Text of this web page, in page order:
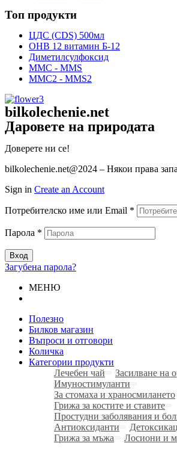
Топ продукти
ЦДС (CDS) 500мл
OHB 12 витамин Б-12
Диметилсулфоксид
ММС - MMS
ММС2 - MMS2
bilkolechenie.net
Даровете на природата
Доверете ни се!
bilkolechenie.net@2024 – Някои права
Sign in Create an Account
Потребителско име или Email *
Парола *
Вход
Загубена парола?
МЕНЮ
Полезно
Билков магазин
Въпроси и отговори
Количка
Категории продукти
Лечебен чай
Засилване на
Имуностимуланти
За стомаха и храносмилането
Грижа за костите и ставите
Простудни заболявания и
Антиоксиданти
Грижа за мъжа
Лосиони и